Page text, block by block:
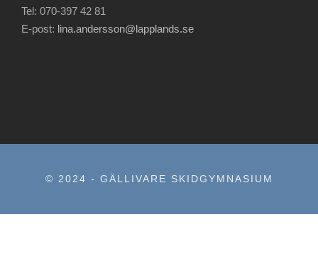
Tel: 070-397 42 81
E-post: lina.andersson@lapplands.se
© 2024 - GÄLLIVARE SKIDGYMNASIUM